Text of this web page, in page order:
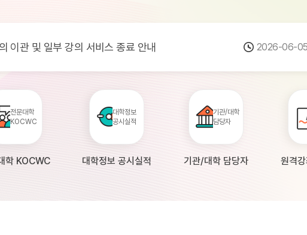
서비스 점검 안내(7월 24일 19:00 ~ 7월... 2026-07-
이관 및 일부 강의 서비스 종료 안내 2026-06-
정보공시 대학의 원격강좌 현황 조사 안내(자주묻... 2026-04-
전문대학
KOCWC
학 KOCWC
대학정보
공시실적
대학정보 공시실적
기관/대학
담당자
기관/대학 담당자 원격